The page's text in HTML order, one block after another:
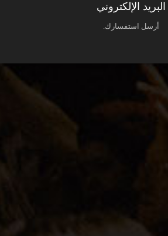
البريد الإلكتروني
أرسل استفسارك.